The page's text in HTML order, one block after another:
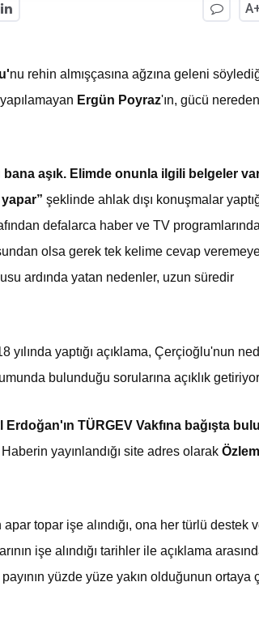
nu rehin almışçasına ağzına geleni
Ergün Poyraz'ın, gücü nereden
aşık. Elimde onunla ilgili belgeler
şeklinde ahlak dışı konuşmalar
defalarca haber ve TV
olsa gerek tek kelime cevap
ardında yatan nedenler, uzun süredir
yılında yaptığı açıklama, Çerçioğlu'nun
bulunduğu sorularına açıklık
Erdoğan'ın TÜRGEV Vakfına bağışta
Haberin yayınlandığı site adres olarak Özlem
apar topar işe alındığı, ona her türlü destek
işe alındığı tarihler ile açıklama
yüzde yüze yakın olduğunun ortaya